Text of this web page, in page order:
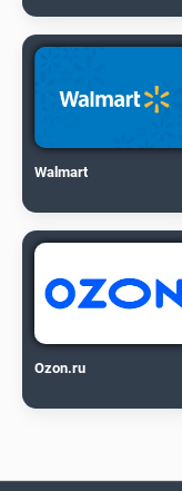
Walmart
Ozon.ru